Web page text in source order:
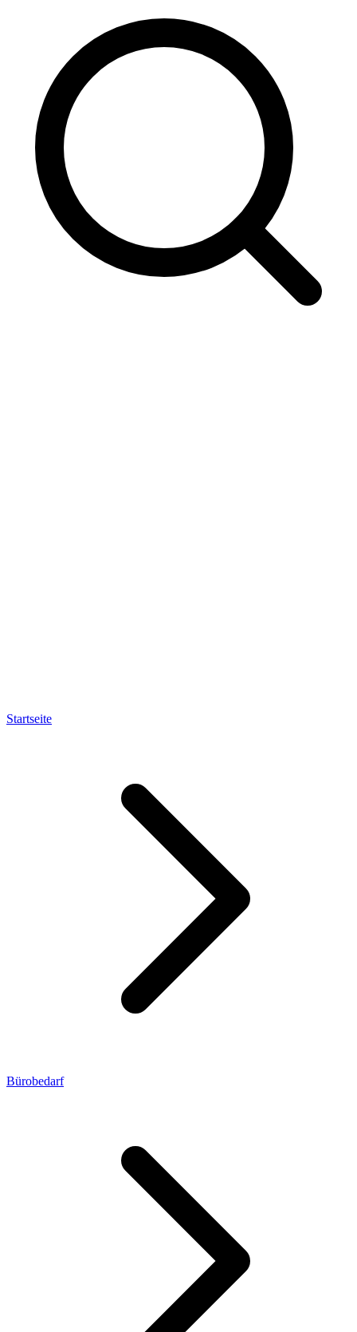
Startseite
Bürobedarf